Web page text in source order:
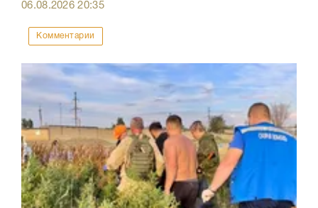
06.08.202620:35
Комментарии